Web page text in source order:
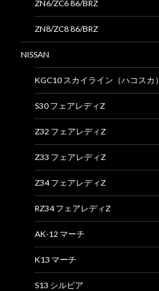
ZN6/ZC6 86/BRZ
ZN8/ZC8 86/BRZ
NISSAN
KGC10 スカイライン（ハコスカ）
S30 フェアレディZ
Z32 フェアレディZ
Z33 フェアレディZ
Z34 フェアレディZ
RZ34 フェアレディZ
AK-12 マーチ
K13 マーチ
S13 シルビア